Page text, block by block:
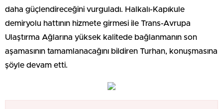
daha güçlendireceğini vurguladı. Halkalı-Kapıkule
demiryolu hattının hizmete girmesi ile Trans-Avrupa
Ulaştırma Ağlarına yüksek kalitede bağlanmanın son
aşamasının tamamlanacağını bildiren Turhan, konuşmasına
şöyle devam etti.